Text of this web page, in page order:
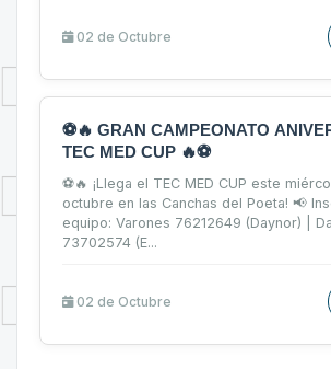
02 de Octubre
⚽🔥 GRAN CAMPEONATO
TEC MED CUP 🔥⚽
⚽🔥 ¡Llega el TEC MED CUP este
octubre en las Canchas del Poeta! 📢
equipo: Varones 76212649 (Daynor) |
73702574 (E...
02 de Octubre